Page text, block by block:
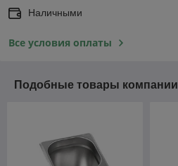
Наличными
Все условия оплаты
Подобные товары компании